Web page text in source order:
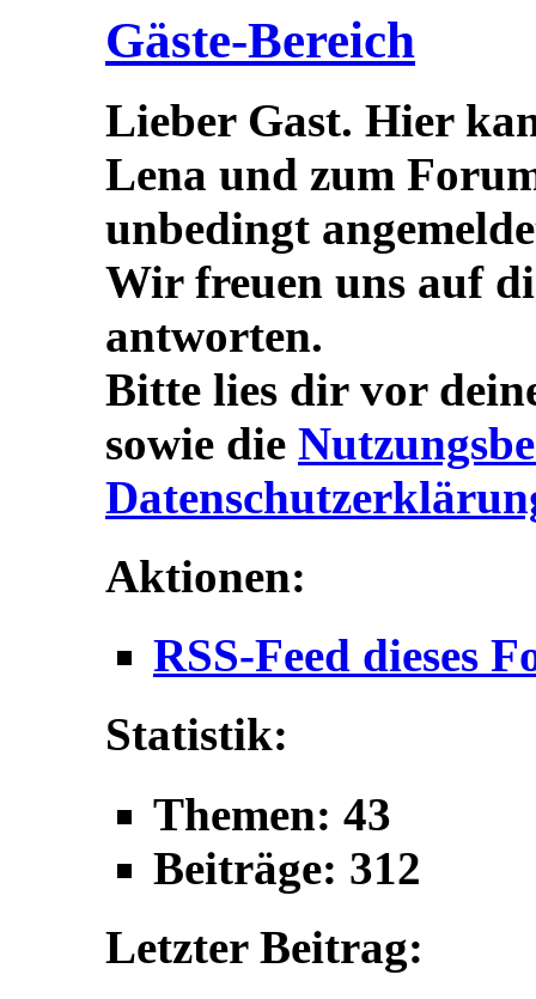
Gäste-Bereich
Lieber Gast. Hier
Lena und zum
unbedingt
Wir freuen uns auf
antworten.
Bitte lies dir vor
sowie die
Aktionen:
RSS-Feed dieses
Statistik:
Themen: 43
Beiträge: 312
Letzter Beitrag: